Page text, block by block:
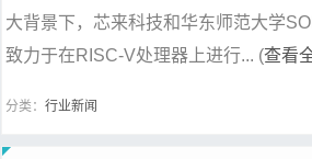
大背景下，芯来科技和华东师范大学
致力于在RISC-V处理器上进行... (查看
分类： 行业新闻